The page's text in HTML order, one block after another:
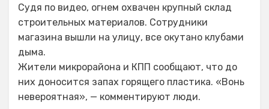
Судя по видео, огнем охвачен крупный склад
строительных материалов. Сотрудники
магазина вышли на улицу, все окутано клубами
дыма.
Жители микрорайона и КПП сообщают, что до
них доносится запах горящего пластика. «Вонь
невероятная», — комментируют люди.